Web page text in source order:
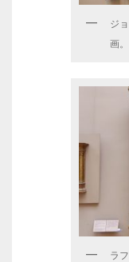
ジ
画。
ラ